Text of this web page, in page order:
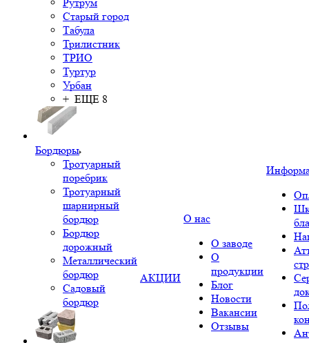
Старый город
Табула
Трилистник
ТРИО
Туртур
Урбан
+ ЕЩЕ 8
Бордюры
Тротуарный
поребрик
Тротуарный
шарнирный
бордюр
Бордюр
дорожный
Металлический
бордюр
Садовый
бордюр
АКЦИИ
О нас
О заводе
О
продукции
Блог
Новости
Вакансии
Отзывы